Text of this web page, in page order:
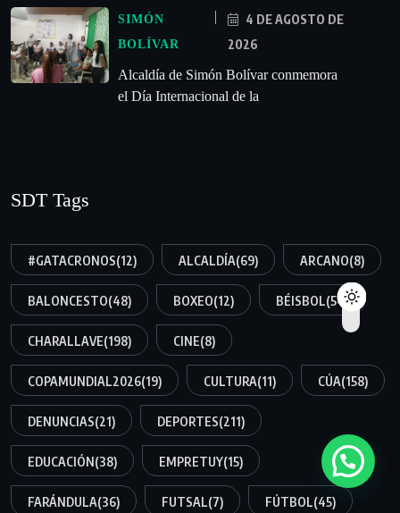
SIMÓN
BOLÍVAR
4 DE AGOSTO DE
2026
Alcaldía de Simón Bolívar conmemora
el Día Internacional de la
SDT Tags
#GATACRONOS(12) ALCALDÍA(69) ARCANO(8)
BALONCESTO(48) BOXEO(12) BÉISBOL(54)
CHARALLAVE(198) CINE(8)
COPAMUNDIAL2026(19) CULTURA(11) CÚA(158)
DENUNCIAS(21) DEPORTES(211)
EDUCACIÓN(38) EMPRETUY(15)
FARÁNDULA(36) FUTSAL(7) FÚTBOL(45)